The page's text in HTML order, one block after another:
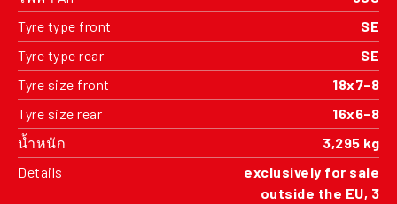
Tyre type front
SE
Tyre type rear
SE
Tyre size front
18x7-8
Tyre size rear
16x6-8
น้ำหนัก
3,295 kg
Details
exclusively for sale
outside the EU, 3